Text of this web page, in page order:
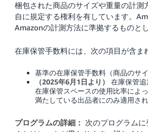
日
本
한
국
-
日
-
グ
イ
ン
梱包された商品のサイズや重量の計
自に規定する権利を有しています。
Amazonの計測方法に準拠するものとし
在庫保管手数料には、次の項目が含ま
基準の在庫保管手数料（商品のサ
（2025年6月1日より）
在庫保管
在庫保管スペースの使用比率によ
満たしている出品者にのみ適用され
プログラムの詳細：
次のプログラム